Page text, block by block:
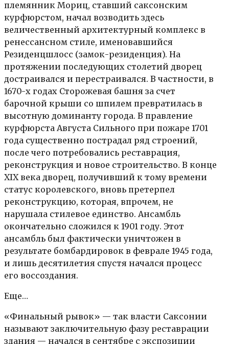
племянник Мориц, ставший саксонским
курфюрстом, начал возводить здесь
величественный архитектурный комплекс в
ренессансном стиле, именовавшийся
Резиденцшлосс (замок-резиденция). На
протяжении последующих столетий дворец
достраивался и перестраивался. В частности, в
1670-х годах Сторожевая башня за счет
барочной крыши со шпилем превратилась в
высотную доминанту города. В правление
курфюрста Августа Сильного при пожаре 1701
года существенно пострадал ряд строений,
после чего потребовались реставрация,
реконструкция и новое строительство. В конце
XIX века дворец, получивший к тому времени
статус королевского, вновь претерпел
реконструкцию, которая, впрочем, не
нарушала стилевое единство. Ансамбль
окончательно сложился к 1901 году. Этот
ансамбль был фактически уничтожен в
результате бомбардировок в феврале 1945 года,
и лишь десятилетия спустя начался процесс
его воссоздания.
Еще…
«Финальный рывок» — так власти Саксонии
называют заключительную фазу реставрации
здания — начался в сентябре с экспозиции